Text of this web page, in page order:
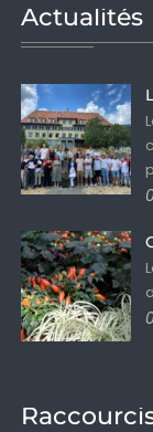
Actualités